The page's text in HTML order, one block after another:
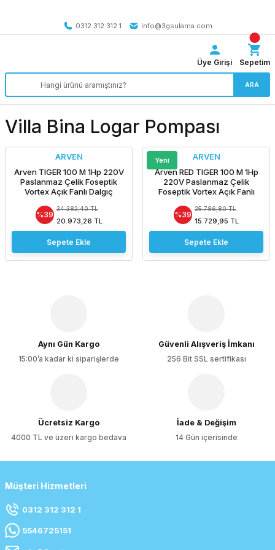
0312 312 312 1
info@3gsulama.com
ARA
Üye Girişi Sepetim
Villa Bina Logar Pompası
ARVEN
Arven TIGER 100 M 1Hp 220V
Paslanmaz Çelik Foseptik
Vortex Açık Fanlı Dalgıç
%39
34.382,40 TL
20.973,26 TL
Sepete Ekle
Yeni
ARVEN
Arven RED TIGER 100 M 1Hp
220V Paslanmaz Çelik
Foseptik Vortex Açık Fanlı
%39
25.786,80 TL
15.729,95 TL
Sepete Ekle
Aynı Gün Kargo
15:00’a kadar ki siparişlerde
Güvenli Alışveriş İmkanı
256 Bit SSL sertifikası
Ücretsiz Kargo
4000 TL ve üzeri kargo bedava
İade & Değişim
14 Gün içerisinde
Müşteri Hizmetleri
0312 312 312 1
5546725151